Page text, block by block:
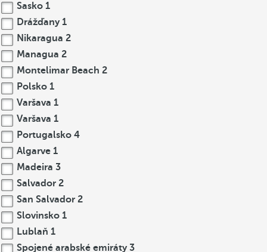
Sasko 1
Drážďany 1
Nikaragua 2
Managua 2
Montelimar Beach 2
Polsko 1
Varšava 1
Varšava 1
Portugalsko 4
Algarve 1
Madeira 3
Salvador 2
San Salvador 2
Slovinsko 1
Lublaň 1
Spojené arabské emiráty 3